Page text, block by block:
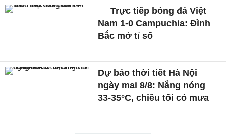
Trực tiếp bóng đá Việt
Nam 1-0 Campuchia: Đình
Bắc mở tỉ số
Dự báo thời tiết Hà Nội
ngày mai 8/8: Nắng nóng
33-35°C, chiều tối có mưa